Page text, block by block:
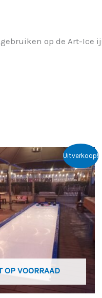
op de Art-Ice
Uitverkoop!
OP VOORRAAD
Huidige
prijs
is:
€ 5.000,00.